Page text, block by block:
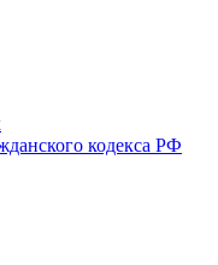
кодекса РФ